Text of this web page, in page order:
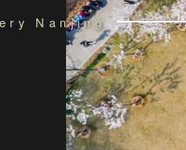
Nanjing